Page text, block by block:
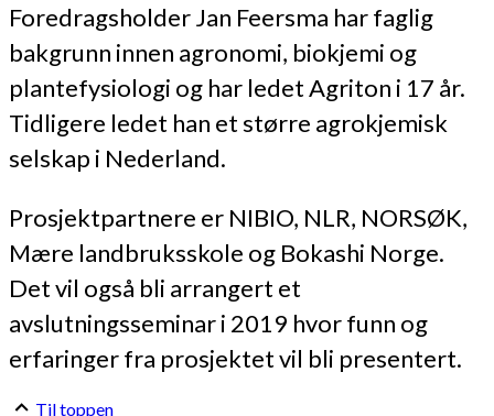
Foredragsholder Jan Feersma har faglig
bakgrunn innen agronomi, biokjemi og
plantefysiologi og har ledet Agriton i 17 år.
Tidligere ledet han et større agrokjemisk
selskap i Nederland.
Prosjektpartnere er NIBIO, NLR, NORSØK,
Mære landbruksskole og Bokashi Norge.
Det vil også bli arrangert et
avslutningsseminar i 2019 hvor funn og
erfaringer fra prosjektet vil bli presentert.
Til toppen